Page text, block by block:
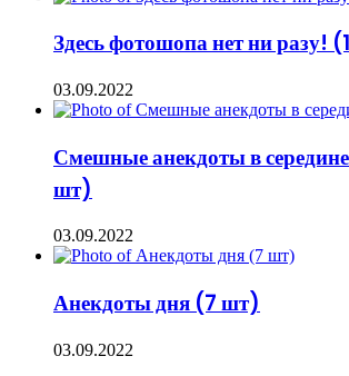
Здесь фотошопа нет ни разу!
03.09.2022
Смешные анекдоты в
шт)
03.09.2022
Анекдоты дня (7 шт)
03.09.2022